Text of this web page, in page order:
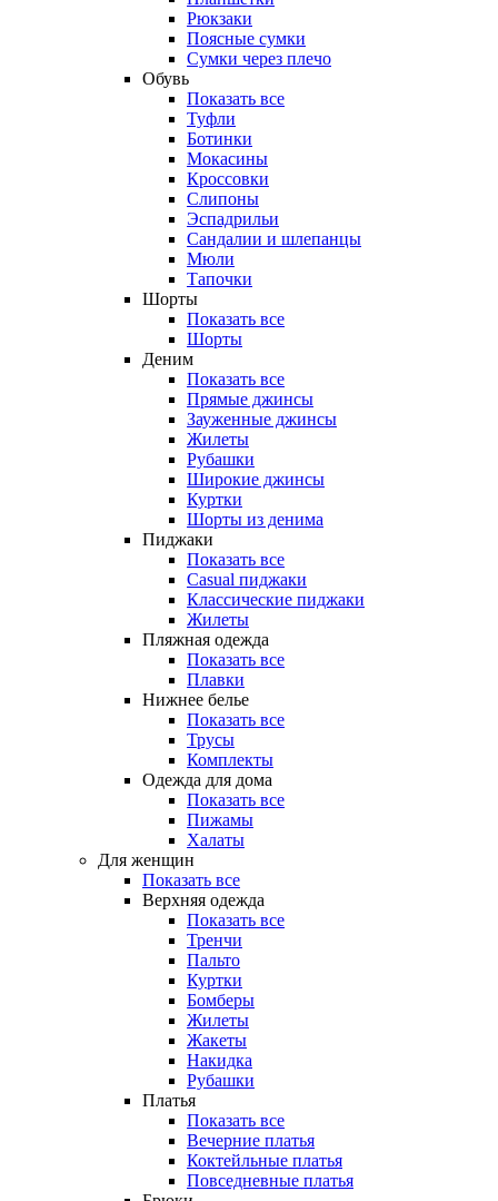
Рюкзаки
Поясные сумки
Сумки через плечо
Обувь
Показать все
Туфли
Ботинки
Мокасины
Кроссовки
Слипоны
Эспадрильи
Сандалии и шлепанцы
Мюли
Тапочки
Шорты
Показать все
Шорты
Деним
Показать все
Прямые джинсы
Зауженные джинсы
Жилеты
Рубашки
Широкие джинсы
Куртки
Шорты из денима
Пиджаки
Показать все
Casual пиджаки
Классические пиджаки
Жилеты
Пляжная одежда
Показать все
Плавки
Нижнее белье
Показать все
Трусы
Комплекты
Одежда для дома
Показать все
Пижамы
Халаты
Для женщин
Показать все
Верхняя одежда
Показать все
Тренчи
Пальто
Куртки
Бомберы
Жилеты
Жакеты
Накидка
Рубашки
Платья
Показать все
Вечерние платья
Коктейльные платья
Повседневные платья